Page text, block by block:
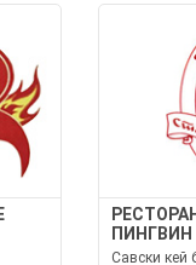
ПИНГВИН
Савски кей